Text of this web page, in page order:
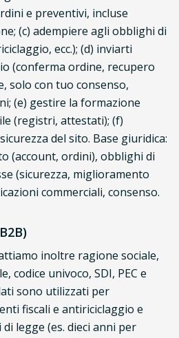
e preventivi, incluse
(c) adempiere agli obblighi di
ecc.); (d) inviarti
(conferma ordine, recupero
solo con tuo consenso,
(e) gestire la formazione
(registri, attestati); (f)
del sito. Base giuridica:
(account, ordini), obblighi di
(sicurezza, miglioramento
commerciali, consenso.
inoltre ragione sociale,
codice univoco, SDI, PEC e
sono utilizzati per
fiscali e antiriciclaggio e
legge (es. dieci anni per